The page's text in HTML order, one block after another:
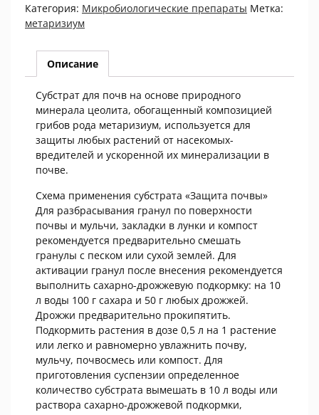
Profit
Защита
(Метаризиум)
quantity
Категория: Микробиологические препараты Метка:
метаризиум
Описание
Субстрат для почв на основе природного
минерала цеолита, обогащенный композицией
грибов рода метаризиум, используется для
защиты любых растений от насекомых-
вредителей и ускоренной их минерализации в
почве.
Схема применения субстрата «Защита почвы»
Для разбрасывания гранул по поверхности
почвы и мульчи, закладки в лунки и компост
рекомендуется предварительно смешать
гранулы с песком или сухой землей. Для
активации гранул после внесения рекомендуется
выполнить сахарно-дрожжевую подкормку: на 10
л воды 100 г сахара и 50 г любых дрожжей.
Дрожжи предварительно прокипятить.
Подкормить растения в дозе 0,5 л на 1 растение
или легко и равномерно увлажнить почву,
мульчу, почвосмесь или компост. Для
приготовления суспензии определенное
количество субстрата вымешать в 10 л воды или
раствора сахарно-дрожжевой подкормки,